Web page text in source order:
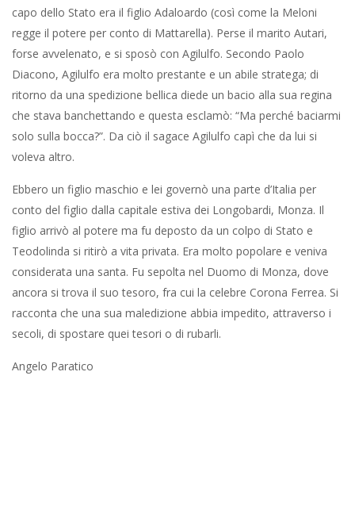
capo dello Stato era il figlio Adaloardo (così come la Meloni
regge il potere per conto di Mattarella). Perse il marito Autari,
forse avvelenato, e si sposò con Agilulfo. Secondo Paolo
Diacono, Agilulfo era molto prestante e un abile stratega; di
ritorno da una spedizione bellica diede un bacio alla sua regina
che stava banchettando e questa esclamò: “Ma perché baciarmi
solo sulla bocca?”. Da ciò il sagace Agilulfo capì che da lui si
voleva altro.
Ebbero un figlio maschio e lei governò una parte d’Italia per
conto del figlio dalla capitale estiva dei Longobardi, Monza. Il
figlio arrivò al potere ma fu deposto da un colpo di Stato e
Teodolinda si ritirò a vita privata. Era molto popolare e veniva
considerata una santa. Fu sepolta nel Duomo di Monza, dove
ancora si trova il suo tesoro, fra cui la celebre Corona Ferrea. Si
racconta che una sua maledizione abbia impedito, attraverso i
secoli, di spostare quei tesori o di rubarli.
Angelo Paratico